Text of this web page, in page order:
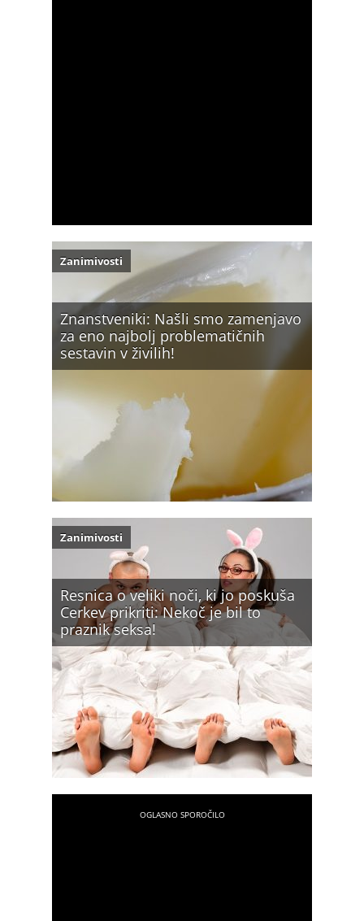
Znanstveniki: Našli smo zamenjavo
za eno najbolj problematičnih
sestavin v živilih!
Zanimivosti
Resnica o veliki noči, ki jo poskuša
Cerkev prikriti: Nekoč je bil to
praznik seksa!
Zanimivosti